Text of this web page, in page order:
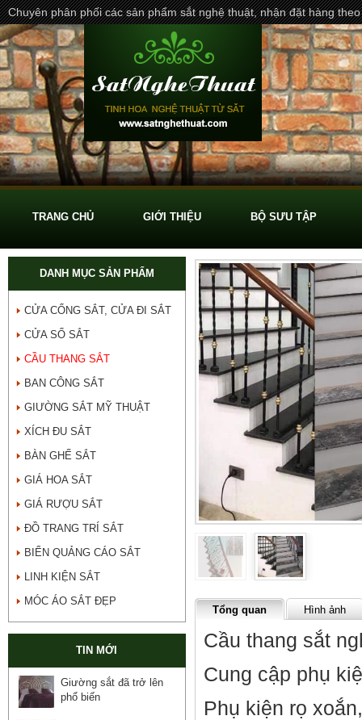
Chuyên phân phối các sản phẩm sắt nghệ thuật, nhận đặt hàng
TRANG CHỦ GIỚI THIỆU BỘ SƯU TẬP
DANH MỤC SẢN PHẨM
CỬA CỔNG SẮT, CỬA ĐI SẮT
CỬA SỔ SẮT
CẦU THANG SẮT
BAN CÔNG SẮT
GIƯỜNG SẮT MỸ THUẬT
XÍCH ĐU SẮT
BÀN GHẾ SẮT
GIÁ HOA SẮT
GIÁ RƯỢU SẮT
ĐỒ TRANG TRÍ SẮT
BIỂN QUẢNG CÁO SẮT
LINH KIỆN SẮT
MÓC ÁO SẮT ĐẸP
TIN MỚI
Giường sắt đã trở lên
phổ biến
Tổng quan Hình ảnh
Cầu thang sắt
Cung cập phụ
Phụ kiện rọ